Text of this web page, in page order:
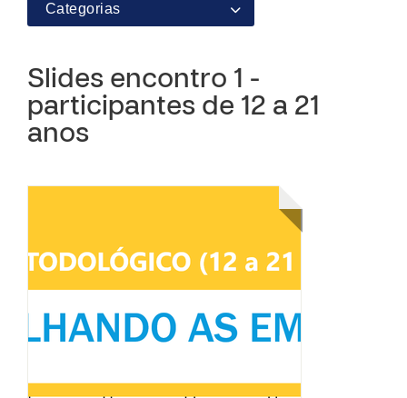
Categorias
Slides encontro 1 -
participantes de 12 a 21
anos